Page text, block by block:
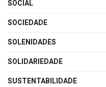
SOCIAL
SOCIEDADE
SOLENIDADES
SOLIDARIEDADE
SUSTENTABILIDADE